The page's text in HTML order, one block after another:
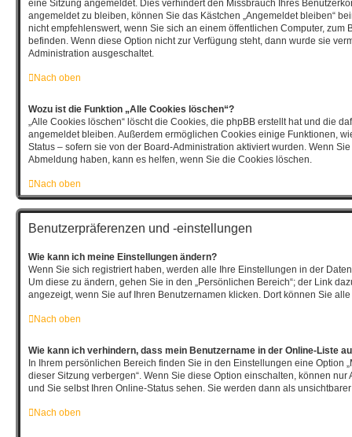
eine Sitzung angemeldet. Dies verhindert den Missbrauch Ihres
angemeldet zu bleiben, können Sie das Kästchen „Angemeldet bleiben“
nicht empfehlenswert, wenn Sie sich an einem öffentlichen Computer, zum
befinden. Wenn diese Option nicht zur Verfügung steht, dann wurde sie
Administration ausgeschaltet.
Nach oben
Wozu ist die Funktion „Alle Cookies löschen“?
„Alle Cookies löschen“ löscht die Cookies, die phpBB erstellt hat und die
angemeldet bleiben. Außerdem ermöglichen Cookies einige Funktionen,
Status – sofern sie von der Board-Administration aktiviert wurden. Wenn
Abmeldung haben, kann es helfen, wenn Sie die Cookies löschen.
Nach oben
Benutzerpräferenzen und -einstellungen
Wie kann ich meine Einstellungen ändern?
Wenn Sie sich registriert haben, werden alle Ihre Einstellungen in der
Um diese zu ändern, gehen Sie in den „Persönlichen Bereich“; der Link
angezeigt, wenn Sie auf Ihren Benutzernamen klicken. Dort können Sie
Nach oben
Wie kann ich verhindern, dass mein Benutzername in der Online-Liste
In Ihrem persönlichen Bereich finden Sie in den Einstellungen eine Option
dieser Sitzung verbergen“. Wenn Sie diese Option einschalten, können nur
und Sie selbst Ihren Online-Status sehen. Sie werden dann als
Nach oben